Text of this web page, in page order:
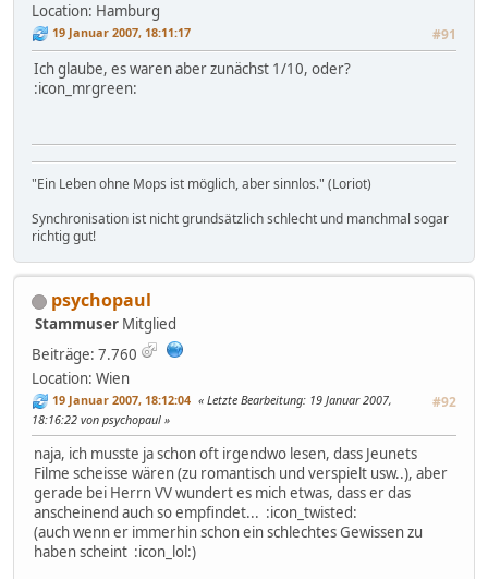
Location: Hamburg
19 Januar 2007, 18:11:17 #91
Ich glaube, es waren aber zunächst 1/10, oder?
:icon_mrgreen:
"Ein Leben ohne Mops ist möglich, aber sinnlos." (Loriot)
Synchronisation ist nicht grundsätzlich schlecht und manchmal sogar
richtig gut!
psychopaul
Stammuser Mitglied
Beiträge: 7.760
Location: Wien
19 Januar 2007, 18:12:04 #92
Letzte Bearbeitung: 19 Januar 2007,
18:16:22 von psychopaul
naja, ich musste ja schon oft irgendwo lesen, dass Jeunets
Filme scheisse wären (zu romantisch und verspielt usw..), aber
gerade bei Herrn VV wundert es mich etwas, dass er das
anscheinend auch so empfindet... :icon_twisted:
(auch wenn er immerhin schon ein schlechtes Gewissen zu
haben scheint :icon_lol:)